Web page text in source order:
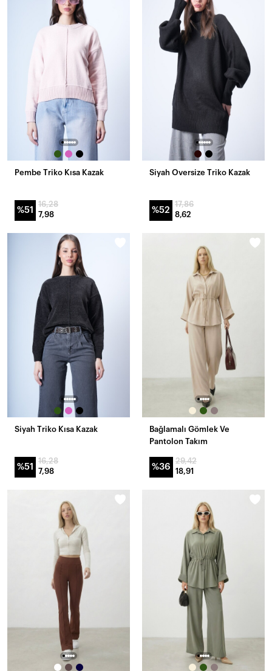
Pembe Triko Kısa Kazak
%51
16,28
7,98
Siyah Oversize Triko Kazak
%52
17,86
8,62
Siyah Triko Kısa Kazak
%51
16,28
7,98
Bağlamalı Gömlek Ve
Pantolon Takım
%36
29,42
18,91